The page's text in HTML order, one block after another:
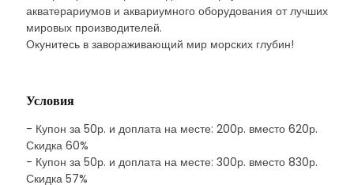
акватерариумов и аквариумного оборудования от лучших
мировых производителей.
Окунитесь в завораживающий мир морских глубин!
Условия
- Купон за 50р. и доплата на месте: 200р. вместо 620р.
Скидка 60%
- Купон за 50р. и доплата на месте: 300р. вместо 830р.
Скидка 57%